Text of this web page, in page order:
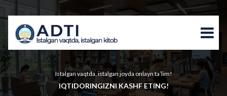
Istalgan vaqtda, istalgan joyda onlayn ta’lim!
IQTIDORINGIZNI KASHF ETING!